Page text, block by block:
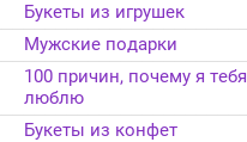
Букеты из игрушек
Мужские подарки
100 причин, почему я тебя
люблю
Букеты из конфет